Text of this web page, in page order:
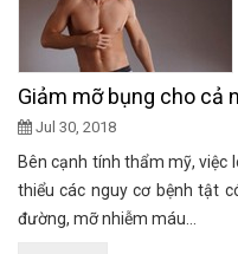
Giảm mỡ bụng cho cả
Jul 30, 2018
Bên cạnh tính thẩm mỹ, việc
thiểu các nguy cơ bệnh tật
đường, mỡ nhiễm máu…